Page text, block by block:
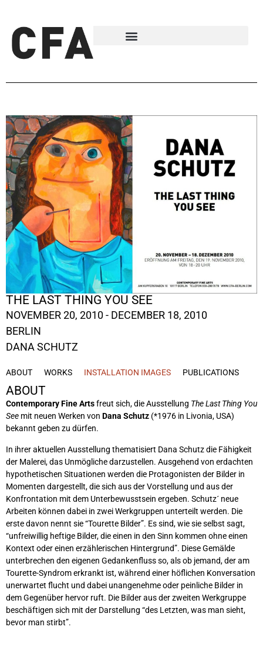
THE LAST THING YOU SEE
NOVEMBER 20, 2010 - DECEMBER 18, 2010
BERLIN
DANA SCHUTZ
ABOUT WORKS INSTALLATION IMAGES PUBLICATIONS
ABOUT
Contemporary Fine Artsfreut sich, die Ausstellung The Last Thing You
See mit neuen Werken von Dana Schutz (*1976 in Livonia, USA)
bekannt geben zu dürfen.
In ihrer aktuellen Ausstellung thematisiert Dana Schutz die Fähigkeit
der Malerei, das Unmögliche darzustellen. Ausgehend von erdachten
hypothetischen Situationen werden die Protagonisten der Bilder in
Momenten dargestellt, die sich aus der Vorstellung und aus der
Konfrontation mit dem Unterbewusstsein ergeben. Schutz´ neue
Arbeiten können dabei in zwei Werkgruppen unterteilt werden. Die
erste davon nennt sie “Tourette Bilder”. Es sind, wie sie selbst sagt,
“unfreiwillig heftige Bilder, die einen in den Sinn kommen ohne einen
Kontext oder einen erzählerischen Hintergrund”. Diese Gemälde
unterbrechen den eigenen Gedankenfluss so, als ob jemand, der am
Tourette-Syndrom erkrankt ist, während einer höflichen Konversation
unerwartet flucht und dabei unangenehme oder peinliche Bilder in
dem Gegenüber hervor ruft. Die Bilder aus der zweiten Werkgruppe
beschäftigen sich mit der Darstellung “des Letzten, was man sieht,
bevor man stirbt”.